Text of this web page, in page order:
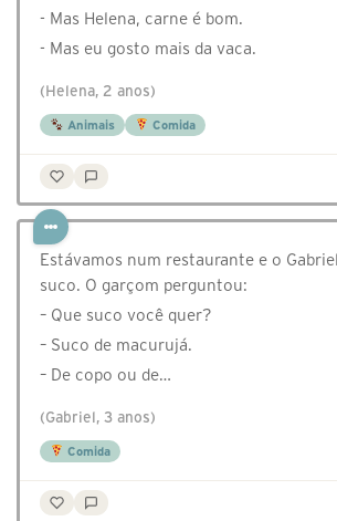
- Mas Helena, carne é bom.
- Mas eu gosto mais da vaca.
(Helena, 2 anos)
Animais Comida
Estávamos num restaurante e o
suco. O garçom perguntou:
– Que suco você quer?
– Suco de macurujá.
– De copo ou de…
(Gabriel, 3 anos)
Comida